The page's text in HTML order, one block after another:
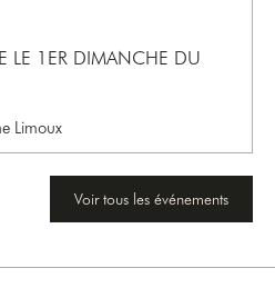
LE 1ER DIMANCHE DU
Limoux
Voir tous les événements